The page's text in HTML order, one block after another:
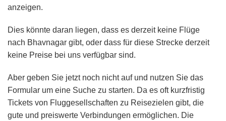
anzeigen.
Dies könnte daran liegen, dass es derzeit keine Flüge
nach Bhavnagar gibt, oder dass für diese Strecke derzeit
keine Preise bei uns verfügbar sind.
Aber geben Sie jetzt noch nicht auf und nutzen Sie das
Formular um eine Suche zu starten. Da es oft kurzfristig
Tickets von Fluggesellschaften zu Reisezielen gibt, die
gute und preiswerte Verbindungen ermöglichen. Die